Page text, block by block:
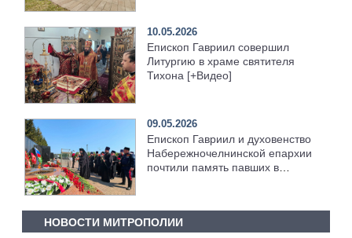
10.05.2026
Епископ Гавриил совершил
Литургию в храме святителя
Тихона [+Видео]
09.05.2026
Епископ Гавриил и духовенство
Набережночелнинской епархии
почтили память павших в
НОВОСТИ МИТРОПОЛИИ